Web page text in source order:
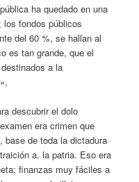
ha quedado en una
los fondos públicos
del 60 %, se hallan al
es tan grande, que el
a la
descubrir el dolo
era crimen que
de toda la dictadura
a. la patria. Eso era
finanzas muy fáciles a